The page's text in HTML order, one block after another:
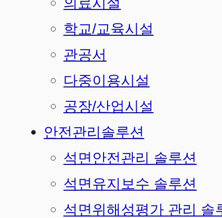
학교/교육시설
관공서
다중이용시설
공장/산업시설
안전관리솔루션
석면안전관리 솔루션
석면유지보수 솔루션
석면위해성평가 관리 솔